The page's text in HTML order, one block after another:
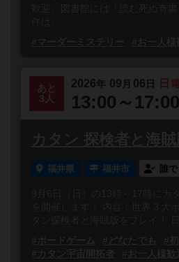
歓迎。図書館には「読む死ぬ奇書
件は、...
#マーダーミステリー
#お一人様
あと
3人
2026年 09 月 06 日 日
13:00～17:00
カタン 探検者と海
福井県 福井市 誰
9月6日（日）の13時～17時にカ
を開催します！ 内容：世界３大
タン探検者と海賊版をプレイ！
#ボードゲーム
#どなたでも #
#カタン宇宙開拓者
#お一人様歓